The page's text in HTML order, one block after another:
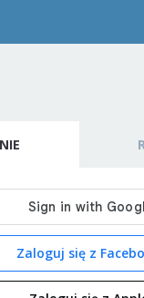
Zaloguj się z